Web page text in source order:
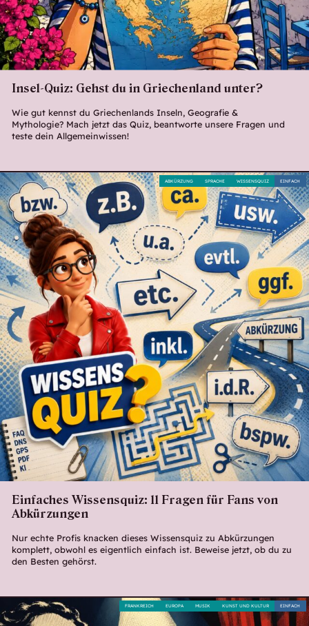
Insel-Quiz: Gehst du in Griechenland unter?
Wie gut kennst du Griechenlands Inseln, Geografie &
Mythologie? Mach jetzt das Quiz, beantworte unsere Fragen und
teste dein Allgemeinwissen!
Einfaches Wissensquiz: 11 Fragen für Fans von
Abkürzungen
Nur echte Profis knacken dieses Wissensquiz zu Abkürzungen
komplett, obwohl es eigentlich einfach ist. Beweise jetzt, ob du zu
den Besten gehörst.
EINFACH
WISSENSQUIZ
SPRACHE
ABKÜRZUNG
EINFACH
KUNST UND KULTUR
MUSIK
EUROPA
FRANKREICH